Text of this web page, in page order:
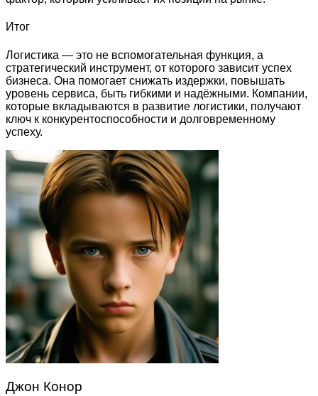
Итог
Логистика — это не вспомогательная функция, а
стратегический инструмент, от которого зависит успех
бизнеса. Она помогает снижать издержки, повышать
уровень сервиса, быть гибкими и надёжными. Компании,
которые вкладываются в развитие логистики, получают
ключ к конкурентоспособности и долговременному
успеху.
Джон Конор